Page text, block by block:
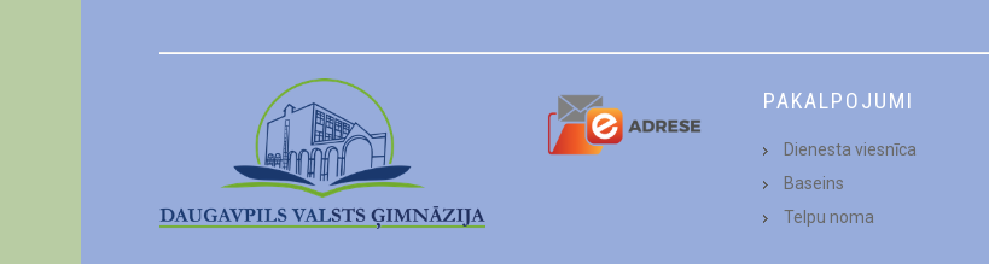
PAKALPOJUMI
Dienesta viesnīca
Baseins
Telpu noma